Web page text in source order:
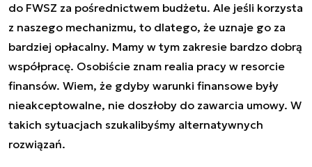
do FWSZ za pośrednictwem budżetu. Ale jeśli korzysta
z naszego mechanizmu, to dlatego, że uznaje go za
bardziej opłacalny. Mamy w tym zakresie bardzo dobrą
współpracę. Osobiście znam realia pracy w resorcie
finansów. Wiem, że gdyby warunki finansowe były
nieakceptowalne, nie doszłoby do zawarcia umowy. W
takich sytuacjach szukalibyśmy alternatywnych
rozwiązań.